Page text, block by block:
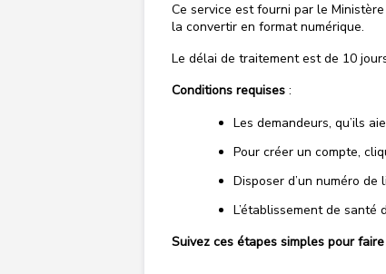
Ce service est fourni par le
la convertir en format numérique.
Le délai de traitement est de 10
Conditions requises :
Les demandeurs, qu’ils
Pour créer un compte,
Disposer d’un numéro de
L’établissement de
Suivez ces étapes simples pour